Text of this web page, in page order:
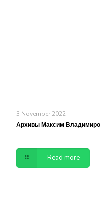
3 November 2022
Архивы Максим
Read more